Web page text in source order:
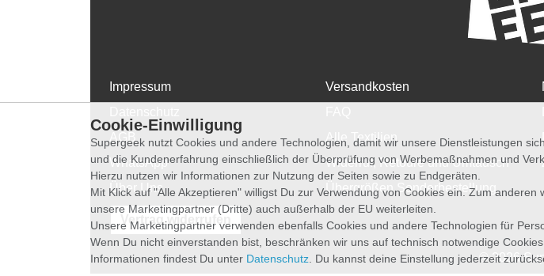
Impressum
WhatsApp
Über Uns
Versandkosten
Alle Textilien
Widerruf, Retoure und Umtausch
Übergrößen Sonderbestellung
Vertrag widerrufen
© 2026
Cookie-Einwilligung
Supergeek nutzt Cookies und andere Technologien, damit wir unsere Dienstleistungen
und die Kundenerfahrung einschließlich der Überprüfung von Werbemaßnahmen und
Hierzu nutzen wir Informationen zur Nutzung der Seiten sowie zu Endgeräten.
Mit Klick auf "Alle Akzeptieren" willigst Du zur Verwendung von Cookies ein. Zum
unsere Marketingpartner (Dritte) auch außerhalb der EU weiterleiten.
Unsere Marketingpartner verwenden ebenfalls Cookies und andere Technologien für
Wenn Du nicht einverstanden bist, beschränken wir uns auf technisch notwendige
Informationen findest Du unter Datenschutz . Du kannst deine Einstellung jederzeit